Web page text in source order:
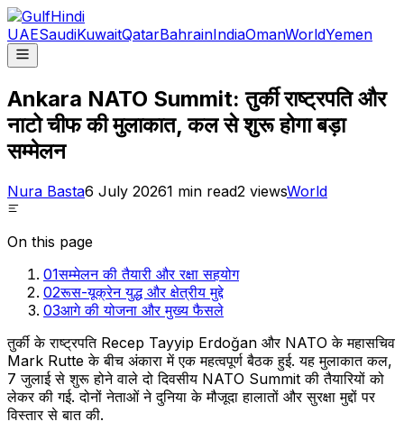
UAESaudiKuwaitQatarBahrainIndiaOmanWorldYemen
Ankara NATO Summit: तुर्की राष्ट्रपति और
नाटो चीफ की मुलाकात, कल से शुरू होगा बड़ा
सम्मेलन
Nura Basta6 July 20261 min read2 viewsWorld
On this page
01सम्मेलन की तैयारी और रक्षा सहयोग
02रूस-यूक्रेन युद्ध और क्षेत्रीय मुद्दे
03आगे की योजना और मुख्य फैसले
तुर्की के राष्ट्रपति Recep Tayyip Erdoğan और NATO के महासचिव
Mark Rutte के बीच अंकारा में एक महत्वपूर्ण बैठक हुई. यह मुलाकात कल,
7 जुलाई से शुरू होने वाले दो दिवसीय NATO Summit की तैयारियों को
लेकर की गई. दोनों नेताओं ने दुनिया के मौजूदा हालातों और सुरक्षा मुद्दों पर
विस्तार से बात की.